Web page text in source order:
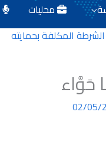
محليات
المكلفة بحمايته
حَوَّاء
02/05/